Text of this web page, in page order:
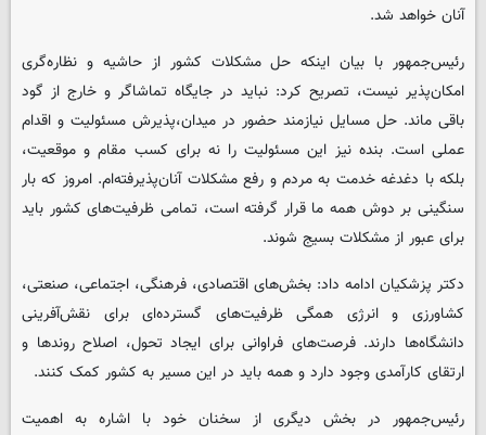
آنان خواهد شد.
رئیس‌جمهور با بیان اینکه حل مشکلات کشور از حاشیه و نظاره‌گری
امکان‌پذیر نیست، تصریح کرد: نباید در جایگاه تماشاگر و خارج از گود
باقی ماند. حل مسایل نیازمند حضور در میدان،‌پذیرش مسئولیت و اقدام
عملی است. بنده نیز این مسئولیت را نه برای کسب مقام و موقعیت،
بلکه با دغدغه خدمت به مردم و رفع مشکلات آنان‌پذیرفته‌ام. امروز که بار
سنگینی بر دوش همه ما قرار گرفته است، تمامی ظرفیت‌های کشور باید
برای عبور از مشکلات بسیج شوند.
دکتر پزشکیان ادامه داد: بخش‌های اقتصادی، فرهنگی، اجتماعی، صنعتی،
کشاورزی و انرژی همگی ظرفیت‌های گسترده‌ای برای نقش‌آفرینی
دانشگاه‌ها دارند. فرصت‌های فراوانی برای ایجاد تحول، اصلاح روندها و
ارتقای کارآمدی وجود دارد و همه باید در این مسیر به کشور کمک کنند.
رئیس‌جمهور در بخش دیگری از سخنان خود با اشاره به اهمیت